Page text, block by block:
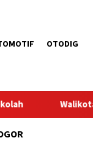
OTODIG
Walikota